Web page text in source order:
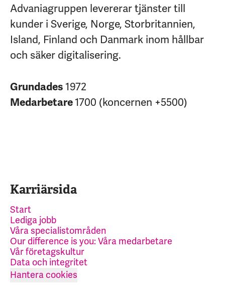
Advaniagruppen levererar tjänster till
kunder i Sverige, Norge, Storbritannien,
Island, Finland och Danmark inom hållbar
och säker digitalisering.
Grundades1972
Medarbetare1700 (koncernen +5500)
Karriärsida
Start
Lediga jobb
Våra specialistområden
Our difference is you: Våra medarbetare
Vår företagskultur
Data och integritet
Hantera cookies